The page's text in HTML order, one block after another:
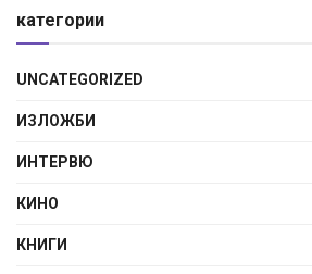
категории
UNCATEGORIZED
ИЗЛОЖБИ
ИНТЕРВЮ
КИНО
КНИГИ